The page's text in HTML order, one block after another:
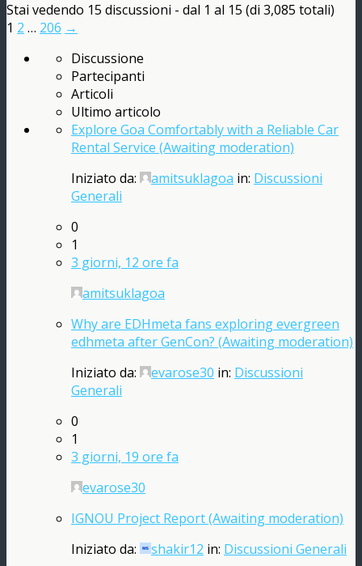
Stai vedendo 15 discussioni - dal 1 al 15 (di 3,085 totali)
1 2 … 206 →
Discussione
Partecipanti
Articoli
Ultimo articolo
Explore Goa Comfortably with a Reliable Car
Rental Service (Awaiting moderation)
Iniziato da:
amitsuklagoa in: Discussioni
Generali
0
1
3 giorni, 12 ore fa
amitsuklagoa
Why are EDHmeta fans exploring evergreen
edhmeta after GenCon? (Awaiting moderation)
Iniziato da:
evarose30 in: Discussioni
Generali
0
1
3 giorni, 19 ore fa
evarose30
IGNOU Project Report (Awaiting moderation)
Iniziato da:
shakir12 in: Discussioni Generali